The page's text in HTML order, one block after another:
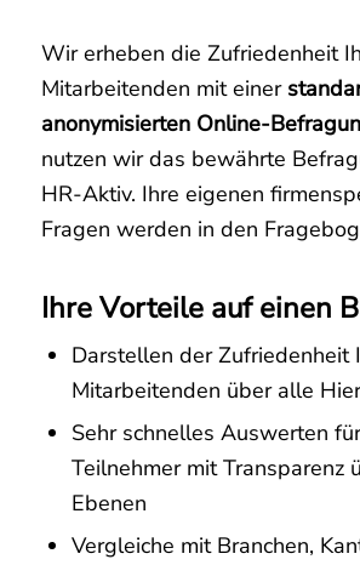
Wir erheben die Zufriedenheit
Mitarbeitenden mit einer
anonymisierten Online-
nutzen wir das bewährte
HR-Aktiv. Ihre eigenen
Fragen werden in den
Ihre Vorteile auf einen
Darstellen der Zufriedenheit
Mitarbeitenden über alle
Sehr schnelles Auswerten
Teilnehmer mit Transparenz
Ebenen
Vergleiche mit Branchen,